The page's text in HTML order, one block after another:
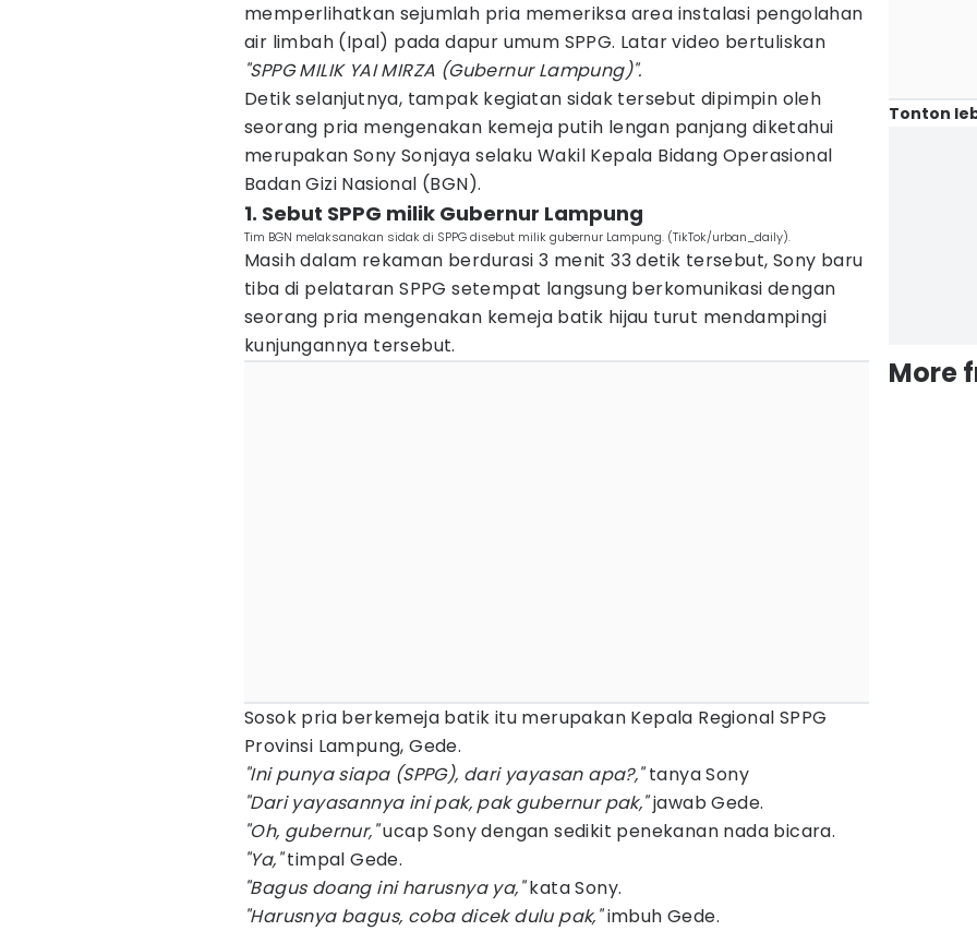
memperlihatkan sejumlah pria memeriksa area instalasi pengolahan
air limbah (Ipal) pada dapur umum SPPG. Latar video bertuliskan
"SPPG MILIK YAI MIRZA (Gubernur Lampung)".
Detik selanjutnya, tampak kegiatan sidak tersebut dipimpin oleh
seorang pria mengenakan kemeja putih lengan panjang diketahui
merupakan Sony Sonjaya selaku Wakil Kepala Bidang Operasional
Badan Gizi Nasional (BGN).
1. Sebut SPPG milik Gubernur Lampung
Tim BGN melaksanakan sidak di SPPG disebut milik gubernur Lampung. (TikTok/urban_daily).
Masih dalam rekaman berdurasi 3 menit 33 detik tersebut, Sony baru
tiba di pelataran SPPG setempat langsung berkomunikasi dengan
seorang pria mengenakan kemeja batik hijau turut mendampingi
kunjungannya tersebut.
Sosok pria berkemeja batik itu merupakan Kepala Regional SPPG
Provinsi Lampung, Gede.
"Ini punya siapa (SPPG), dari yayasan apa?,"tanya Sony
"Dari yayasannya ini pak, pak gubernur pak,"jawab Gede.
"Oh, gubernur,"ucap Sony dengan sedikit penekanan nada bicara.
"Ya,"timpal Gede.
"Bagus doang ini harusnya ya,"kata Sony.
"Harusnya bagus, coba dicek dulu pak,"imbuh Gede.
Tonton
More